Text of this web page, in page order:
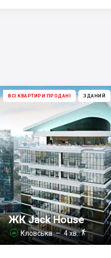
ВСІ КВАРТИРИ ПРОДАНІ ЗДАНИЙ
ЖК Jack House
 Кловська– 4 хв.